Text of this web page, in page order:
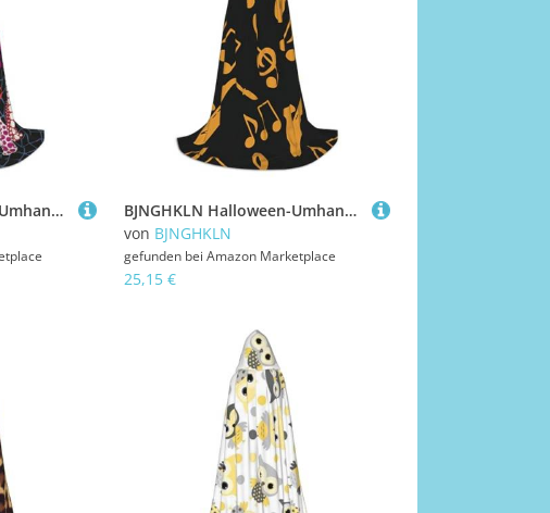
BJNGHKLN Halloween-Umhang mit Kapuze, bodenlang, Pilzdruck, langer Kapuzenumhang für Teenager
BJNGHKLN Halloween-Umhang mit Kapuze, bodenlang, Musiknoten, Drillings-Druck, langer Kapuzenumhang für Teenager
von BJNGHKLN
gefunden bei Amazon Marketplace
25,15 €